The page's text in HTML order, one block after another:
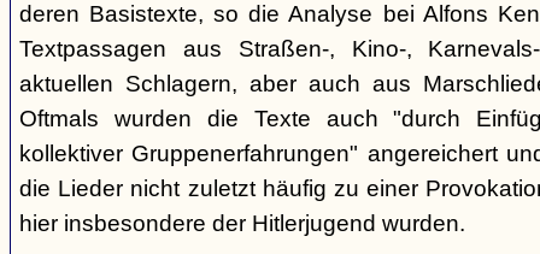
deren Basistexte, so die Analyse bei Alfons
Textpassagen aus Straßen-, Kino-,
aktuellen Schlagern, aber auch aus
Oftmals wurden die Texte auch "durch
kollektiver Gruppenerfahrungen" angereichert
die Lieder nicht zuletzt häufig zu einer
hier insbesondere der Hitlerjugend wurden.